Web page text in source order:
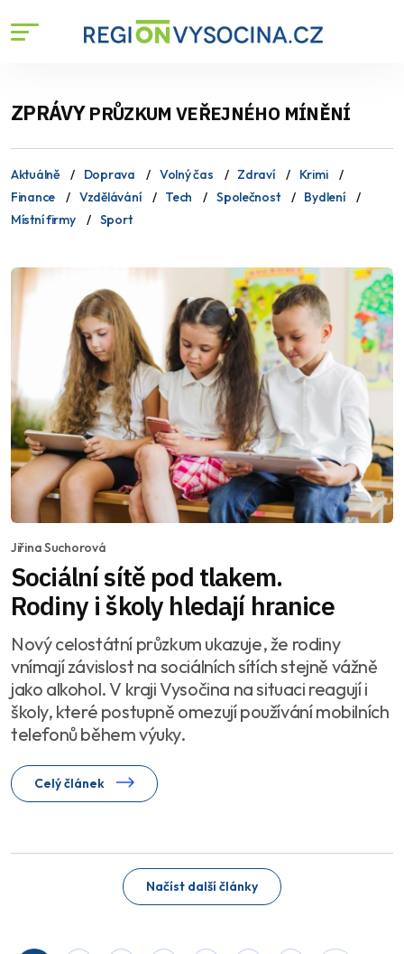
ZPRÁVYPRŮZKUM VEŘEJNÉHO MÍNĚNÍ
Aktuálně Doprava Volný čas Zdraví
Krimi
Finance
Vzdělávání Tech Společnost
Bydlení
Místní firmy
Sport
Jiřina Suchorová
Sociální sítě pod tlakem.
Rodiny i školy hledají hranice
Nový celostátní průzkum ukazuje, že rodiny
vnímají závislost na sociálních sítích stejně vážně
jako alkohol. V kraji Vysočina na situaci reagují i
školy, které postupně omezují používání mobilních
telefonů během výuky.
Celý článek
Načíst další články